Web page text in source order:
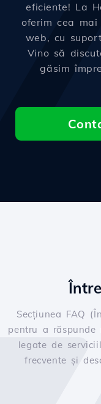
eficiente! La
oferim cea
web, cu
Vino să
găsim
Secțiunea FAQ
pentru a
legate de
frecvente și